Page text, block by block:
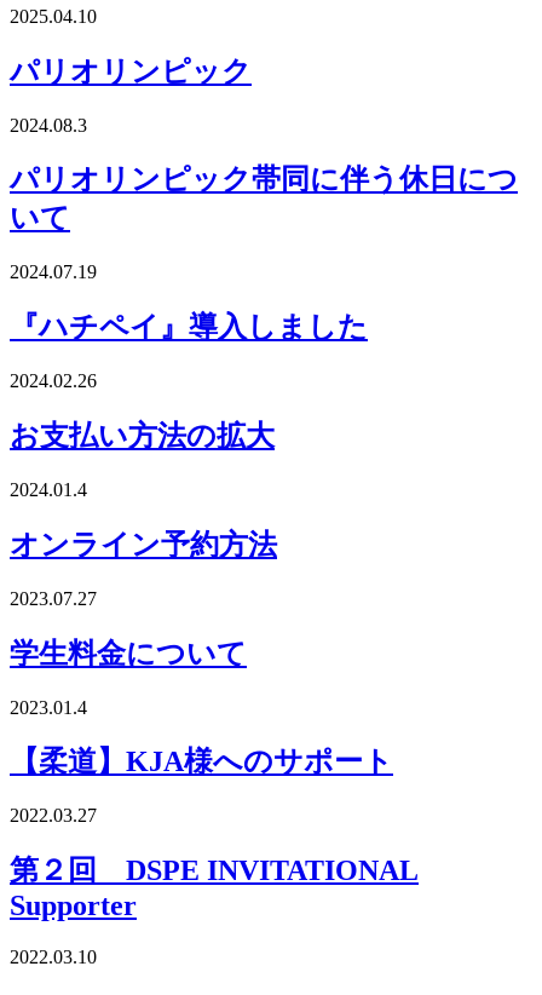
2025.04.10
パリオリンピック
2024.08.3
パリオリンピック帯同に伴う休日につ
いて
2024.07.19
『ハチペイ』導入しました
2024.02.26
お支払い方法の拡大
2024.01.4
オンライン予約方法
2023.07.27
学生料金について
2023.01.4
【柔道】KJA様へのサポート
2022.03.27
第２回 DSPE INVITATIONAL
Supporter
2022.03.10